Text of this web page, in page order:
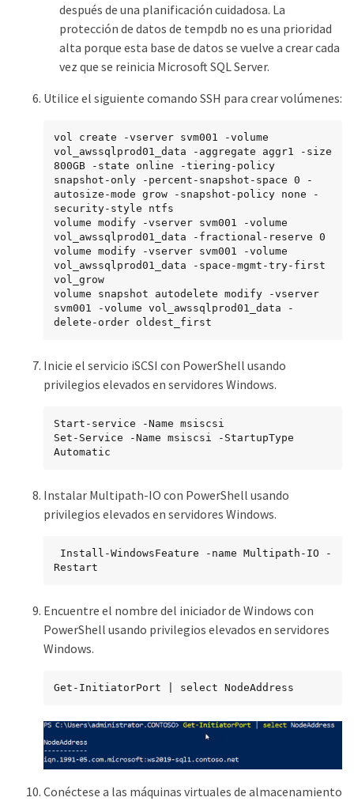
después de una planificación cuidadosa. La
protección de datos de tempdb no es una prioridad
alta porque esta base de datos se vuelve a crear cada
vez que se reinicia Microsoft SQL Server.
Utilice el siguiente comando SSH para crear volúmenes:
vol create -vserver svm001 -volume
vol_awssqlprod01_data -aggregate aggr1 -size
800GB -state online -tiering-policy
snapshot-only -percent-snapshot-space 0 -
autosize-mode grow -snapshot-policy none -
security-style ntfs
volume modify -vserver svm001 -volume
vol_awssqlprod01_data -fractional-reserve 0
volume modify -vserver svm001 -volume
vol_awssqlprod01_data -space-mgmt-try-first
vol_grow
volume snapshot autodelete modify -vserver
svm001 -volume vol_awssqlprod01_data -
delete-order oldest_first
Inicie el servicio iSCSI con PowerShell usando
privilegios elevados en servidores Windows.
Start-service -Name msiscsi
Set-Service -Name msiscsi -StartupType
Automatic
Instalar Multipath-IO con PowerShell usando
privilegios elevados en servidores Windows.
Restart
Encuentre el nombre del iniciador de Windows con
PowerShell usando privilegios elevados en servidores
Windows.
Get-InitiatorPort | select NodeAddress
Conéctese a las máquinas virtuales de almacenamiento